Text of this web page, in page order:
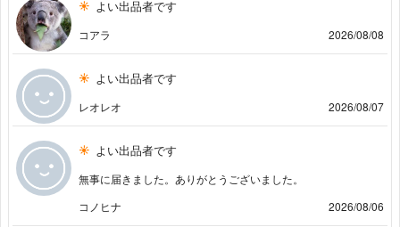
よい出品者です
コアラ 2026/08/08
よい出品者です
レオレオ 2026/08/07
よい出品者です
無事に届きました。ありがとうございました。
コノヒナ
2026/08/06